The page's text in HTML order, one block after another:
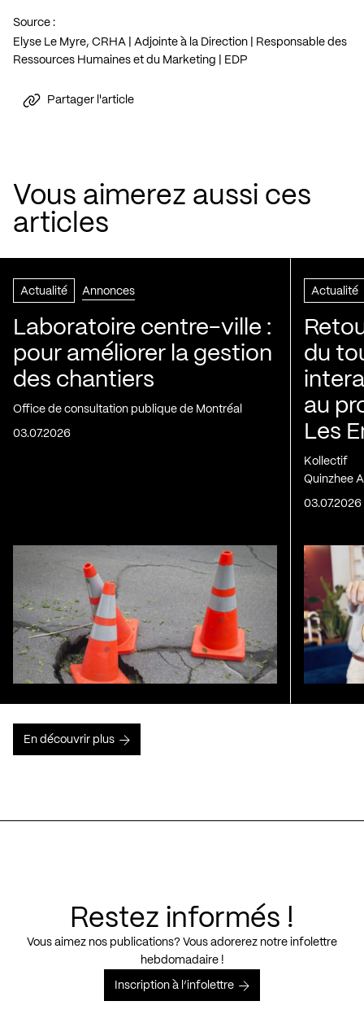
Source :
Elyse Le Myre, CRHA | Adjointe à la Direction | Responsable des
Ressources Humaines et du Marketing | EDP
Partager l'article
Vous aimerez aussi ces
articles
Actualité Annonces
Laboratoire centre-ville :
pour améliorer la gestion
des chantiers
Office de consultation publique de Montréal
03.07.2026
Actualité
du
au
Les
Kollectif
Quinzhee
03.07.2026
En découvrir plus
Restez informés !
Vous aimez nos publications? Vous adorerez notre infolettre
hebdomadaire !
Inscription à l’infolettre